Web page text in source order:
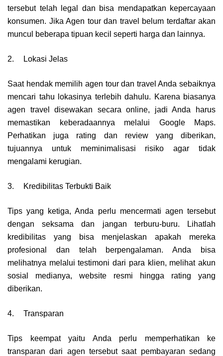
tersebut telah legal dan bisa mendapatkan kepercayaan
konsumen. Jika Agen tour dan travel belum terdaftar akan
muncul beberapa tipuan kecil seperti harga dan lainnya.
2. Lokasi Jelas
Saat hendak memilih agen tour dan travel Anda sebaiknya
mencari tahu lokasinya terlebih dahulu. Karena biasanya
agen travel disewakan secara online, jadi Anda harus
memastikan keberadaannya melalui Google Maps.
Perhatikan juga rating dan review yang diberikan,
tujuannya untuk meminimalisasi risiko agar tidak
mengalami kerugian.
3. Kredibilitas Terbukti Baik
Tips yang ketiga, Anda perlu mencermati agen tersebut
dengan seksama dan jangan terburu-buru. Lihatlah
kredibilitas yang bisa menjelaskan apakah mereka
profesional dan telah berpengalaman. Anda bisa
melihatnya melalui testimoni dari para klien, melihat akun
sosial medianya, website resmi hingga rating yang
diberikan.
4. Transparan
Tips keempat yaitu Anda perlu memperhatikan ke
transparan dari agen tersebut saat pembayaran sedang